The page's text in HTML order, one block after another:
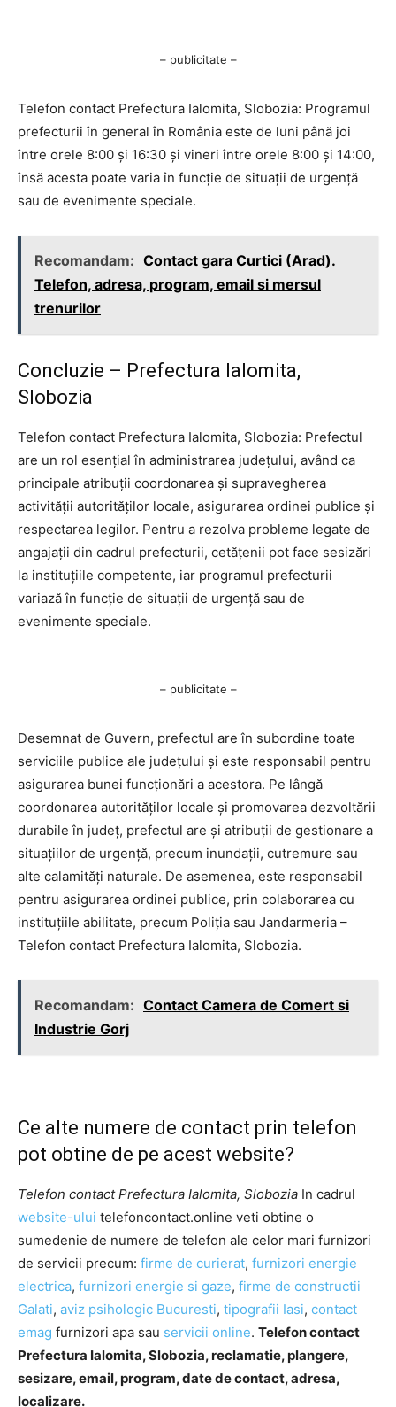
– publicitate –
Telefon contact Prefectura Ialomita, Slobozia: Programul
prefecturii în general în România este de luni până joi
între orele 8:00 și 16:30 și vineri între orele 8:00 și 14:00,
însă acesta poate varia în funcție de situații de urgență
sau de evenimente speciale.
Recomandam: Contact gara Curtici (Arad).
Telefon, adresa, program, email si mersul
trenurilor
Concluzie – Prefectura Ialomita,
Slobozia
Telefon contact Prefectura Ialomita, Slobozia: Prefectul
are un rol esențial în administrarea județului, având ca
principale atribuții coordonarea și supravegherea
activității autorităților locale, asigurarea ordinei publice și
respectarea legilor. Pentru a rezolva probleme legate de
angajații din cadrul prefecturii, cetățenii pot face sesizări
la instituțiile competente, iar programul prefecturii
variază în funcție de situații de urgență sau de
evenimente speciale.
– publicitate –
Desemnat de Guvern, prefectul are în subordine toate
serviciile publice ale județului și este responsabil pentru
asigurarea bunei funcționări a acestora. Pe lângă
coordonarea autorităților locale și promovarea dezvoltării
durabile în județ, prefectul are și atribuții de gestionare a
situațiilor de urgență, precum inundații, cutremure sau
alte calamități naturale. De asemenea, este responsabil
pentru asigurarea ordinei publice, prin colaborarea cu
instituțiile abilitate, precum Poliția sau Jandarmeria –
Telefon contact Prefectura Ialomita, Slobozia.
Recomandam: Contact Camera de Comert si
Industrie Gorj
Ce alte numere de contact prin telefon
pot obtine de pe acest website?
Telefon contact Prefectura Ialomita, Slobozia In cadrul
website-ului telefoncontact.online veti obtine o
sumedenie de numere de telefon ale celor mari furnizori
de servicii precum: firme de curierat, furnizori energie
electrica, furnizori energie si gaze, firme de constructii
Galati, aviz psihologic Bucuresti, tipografii Iasi, contact
emag furnizori apa sau servicii online. Telefon contact
Prefectura Ialomita, Slobozia, reclamatie, plangere,
sesizare, email, program, date de contact, adresa,
localizare.